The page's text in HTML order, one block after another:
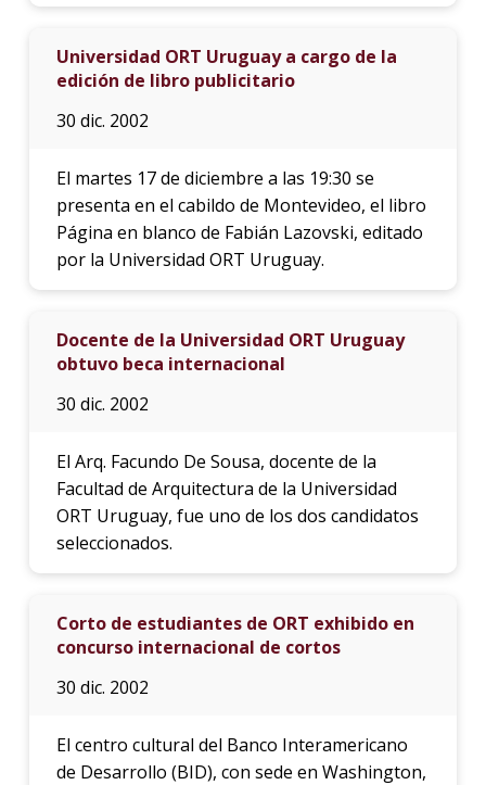
Universidad ORT Uruguay a cargo de la
edición de libro publicitario
30 dic. 2002
El martes 17 de diciembre a las 19:30 se
presenta en el cabildo de Montevideo, el libro
Página en blanco de Fabián Lazovski, editado
por la Universidad ORT Uruguay.
Docente de la Universidad ORT Uruguay
obtuvo beca internacional
30 dic. 2002
El Arq. Facundo De Sousa, docente de la
Facultad de Arquitectura de la Universidad
ORT Uruguay, fue uno de los dos candidatos
seleccionados.
Corto de estudiantes de ORT exhibido en
concurso internacional de cortos
30 dic. 2002
El centro cultural del Banco Interamericano
de Desarrollo (BID), con sede en Washington,